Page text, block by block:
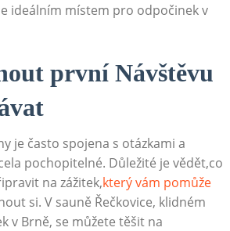
ideálním místem pro odpočinek v
první Návštěvu
je často spojena s otázkami a
pochopitelné. Důležité je vědět,co
na zážitek,který vám pomůže
si. V sauně Řečkovice, klidném
v Brně, se můžete těšit na